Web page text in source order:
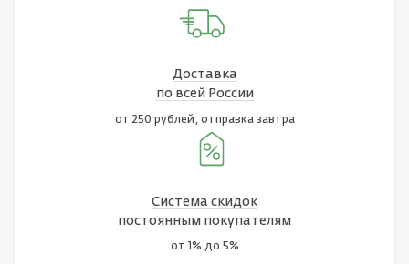
Доставка
по всей России
от 250 рублей, отправка завтра
Система скидок
постоянным покупателям
от 1% до 5%